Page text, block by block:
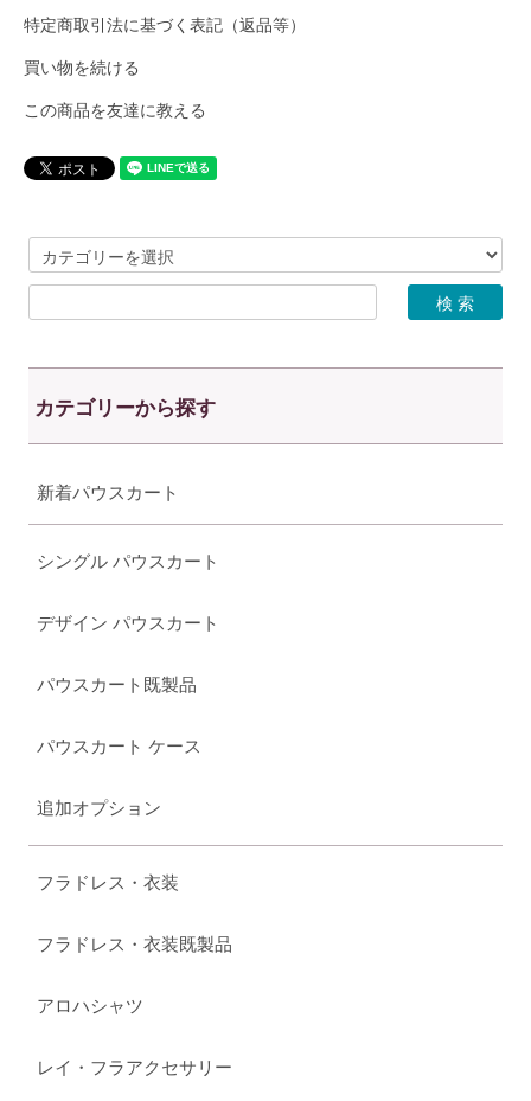
特定商取引法に基づく表記（返品等）
買い物を続ける
この商品を友達に教える
カテゴリーから探す
新着パウスカート
シングル パウスカート
デザイン パウスカート
パウスカート既製品
パウスカート ケース
追加オプション
フラドレス・衣装
フラドレス・衣装既製品
アロハシャツ
レイ・フラアクセサリー